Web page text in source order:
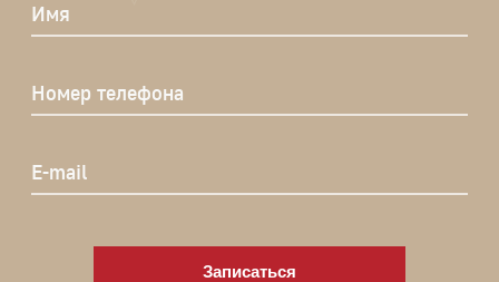
Имя
Номер телефона
E-mail
Записаться